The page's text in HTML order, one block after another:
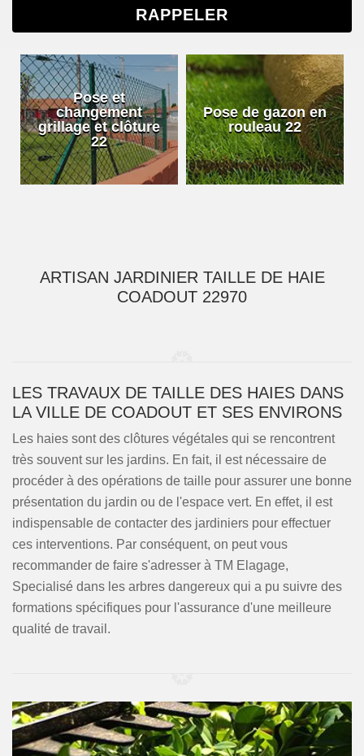
Pose et
changement
grillage et clôture
22
Pose de gazon en
rouleau 22
ARTISAN JARDINIER TAILLE DE HAIE
COADOUT 22970
LES TRAVAUX DE TAILLE DES HAIES DANS
LA VILLE DE COADOUT ET SES ENVIRONS
Les haies sont des clôtures végétales qui se rencontrent
très souvent sur les jardins. En fait, il est nécessaire de
procéder à des opérations de taille pour assurer une bonne
présentation du jardin ou de l'espace vert. En effet, il est
indispensable de contacter des jardiniers pour effectuer
ces interventions. Par conséquent, on peut vous
recommander de faire s'adresser à TM Elagage,
Specialisé dans les arbres dangereux qui a pu suivre des
formations spécifiques pour l'assurance d'une meilleure
qualité de travail.